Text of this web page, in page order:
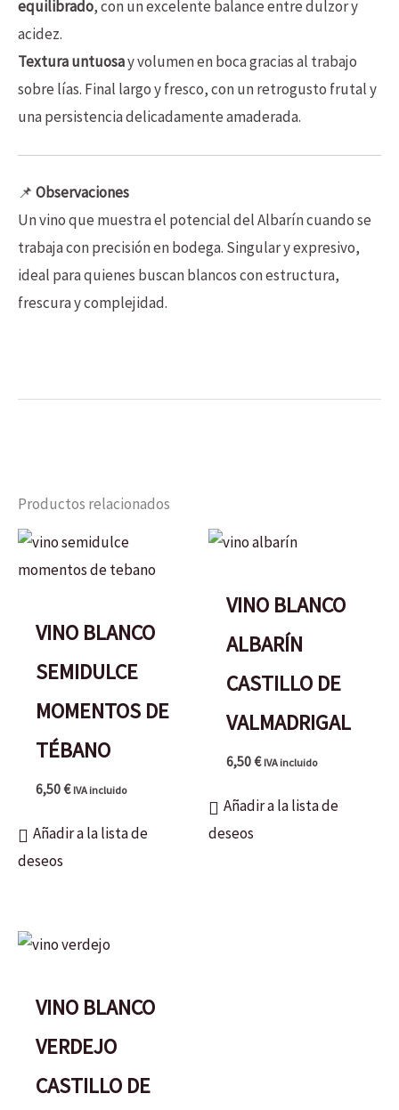
equilibrado, con un excelente balance entre dulzor y
acidez.
Textura untuosay volumen en boca gracias al trabajo
sobre lías. Final largo y fresco, con un retrogusto frutal y
una persistencia delicadamente amaderada.
📌 Observaciones
Un vino que muestra el potencial del Albarín cuando se
trabaja con precisión en bodega. Singular y expresivo,
ideal para quienes buscan blancos con estructura,
frescura y complejidad.
Productos relacionados
VINO BLANCO
SEMIDULCE
MOMENTOS DE
TÉBANO
6,50€ IVA incluido
Añadir a la lista de
deseos
VINO BLANCO
ALBARÍN
CASTILLO DE
VALMADRIGAL
6,50€ IVA incluido
Añadir a la lista de
deseos
VINO BLANCO
VERDEJO
CASTILLO DE